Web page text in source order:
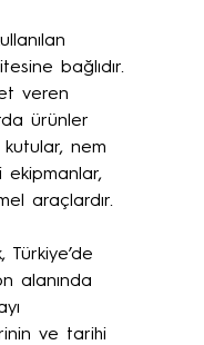
bağlıdır.
veren
ürünler
nem
ekipmanlar,
araçlardır.
alanında
ve tarihi